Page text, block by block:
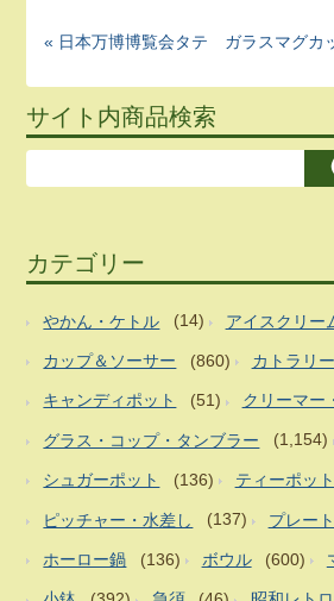
« 日本万博博覧会タテ ガラスマグカ
サイト内商品検索
カテゴリー
やかん・ケトル (14) アイスクリー
カップ＆ソーサー (860) カトラリー
キャンディポット (51) クリーマー
グラス・コップ・タンブラー (1,154)
シュガーポット (136) ティーポット
ピッチャー・水差し (137) プレー
ホーロー鍋 (136) ボウル (600)